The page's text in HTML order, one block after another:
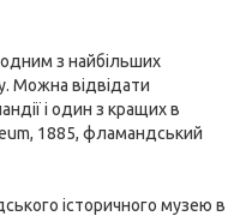
з найбільших
Можна відвідати
і один з кращих в
1885, фламандський
історичного музею в